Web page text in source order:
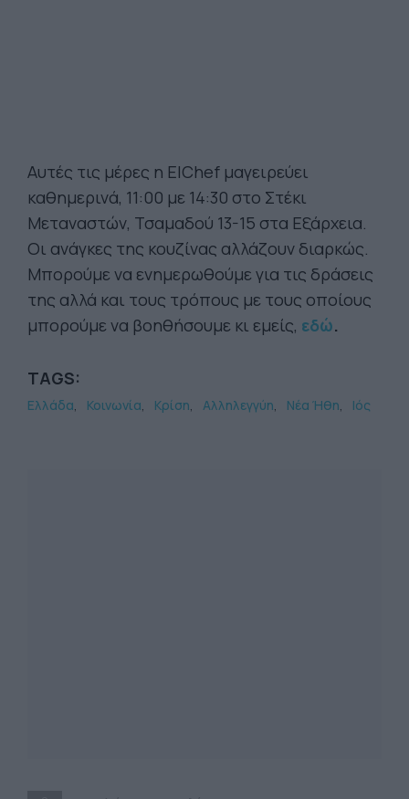
Αυτές τις μέρες η ElChef μαγειρεύει
καθημερινά, 11:00 με 14:30 στο Στέκι
Μεταναστών, Τσαμαδού 13-15 στα Εξάρχεια.
Οι ανάγκες της κουζίνας αλλάζουν διαρκώς.
Μπορούμε να ενημερωθούμε για τις δράσεις
της αλλά και τους τρόπους με τους οποίους
μπορούμε να βοηθήσουμε κι εμείς, εδώ.
TAGS:
Ελλάδα Κοινωνία Κρίση Αλληλεγγύη Νέα Ήθη Ιός